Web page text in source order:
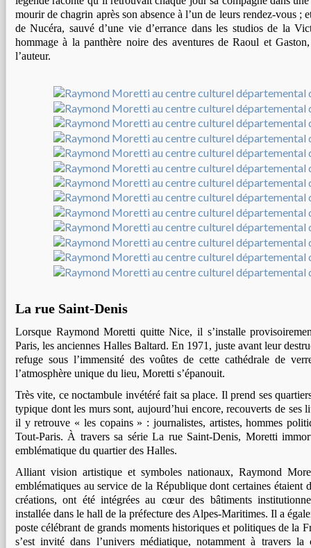
mourir de chagrin après son absence à l’un de leurs rendez-vous ;
de Nucéra, sauvé d’une vie d’errance dans les studios de la
hommage à la panthère noire des aventures de Raoul et
l’auteur.
La rue Saint-Denis
Lorsque Raymond Moretti quitte Nice, il s’installe
Paris, les anciennes Halles Baltard. En 1971, juste avant leur
refuge sous l’immensité des voûtes de cette cathédrale de
l’atmosphère unique du lieu, Moretti s’épanouit.
Très vite, ce noctambule invétéré fait sa place. Il prend ses
typique dont les murs sont, aujourd’hui encore, recouverts de ses
il y retrouve « les copains » : journalistes, artistes, hommes
Tout-Paris. À travers sa série La rue Saint-Denis, Moretti
emblématique du quartier des Halles.
Alliant vision artistique et symboles nationaux, Raymond
emblématiques au service de la République dont certaines étaient
créations, ont été intégrées au cœur des bâtiments
installée dans le hall de la préfecture des Alpes-Maritimes. Il a
poste célébrant de grands moments historiques et politiques de la
s’est invité dans l’univers médiatique, notamment à travers la